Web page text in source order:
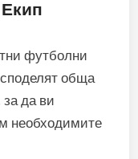
футболни
обща
за да ви
необходимите